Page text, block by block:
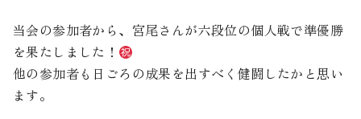
当会の参加者から、宮尾さんが六段位の個人戦で準優勝
を果たしました！
他の参加者も日ごろの成果を出すべく健闘したかと思い
ます。